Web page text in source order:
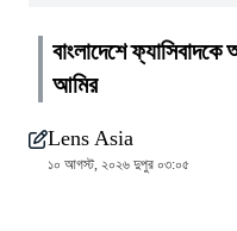
বাংলাদেশে
আমির
Lens Asia
১০ আগস্ট, ২০২৬ দুপুর ০৩:০৫